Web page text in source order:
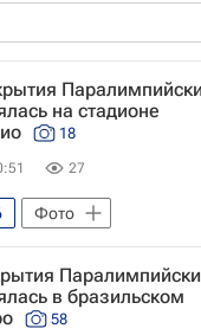
на стадионе
18
27
Фото
Рио-2016
игры - Рио-2016
игры
в бразильском
58